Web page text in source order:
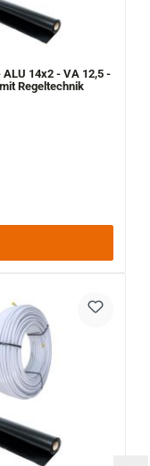
14x2 - VA 12,5 -
Regeltechnik